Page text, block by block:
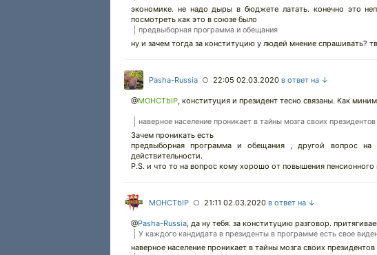
экономике. не надо дыры в бюджете латать. конечно это
посмотреть как это в союзе было
предвыборная программа и обещания
ну и зачем тогда за конституцию у людей мнение спрашивать?
Pasha-Russia ○ 22:05 02.03.2020 в ответ на ↓
@MOHCTbIP, конституция и президент тесно связаны. Как
наверное население проникает в тайны мозга своих президентов
Зачем проникать есть
предвыборная программа и обещания , другой вопрос на
действительности.
P.S. и что то на вопрос кому хорошо от повышения
MOHCTbIP ○ 21:11 02.03.2020 в ответ на ↓
@Pasha-Russia, да ну тебя. за конституцию разговор.
У каждого кандидата в президенты в программе есть свое
наверное население проникает в тайны мозга своих президентов